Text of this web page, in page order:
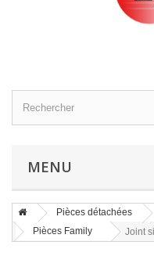
MENU
Pièces détachées
Pièces Family
Joint